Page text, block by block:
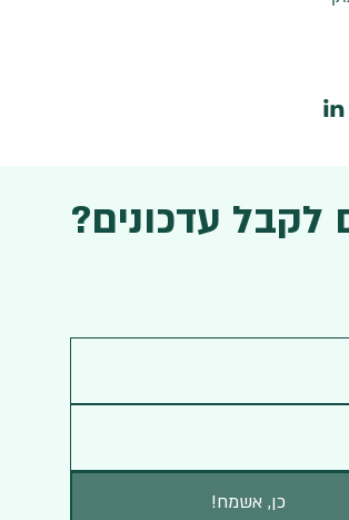
לקבל עדכונים?
!כן, אשמח